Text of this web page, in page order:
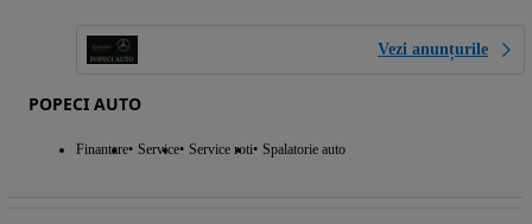
Vezi anunțurile
POPECI AUTO
Finantare Service Service roti Spalatorie auto